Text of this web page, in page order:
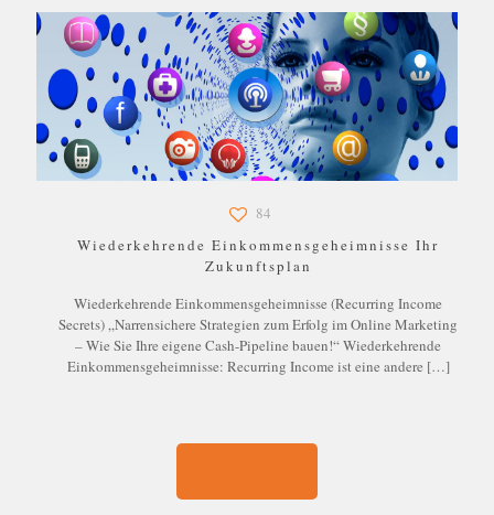
84
Wiederkehrende Einkommensgeheimnisse Ihr
Zukunftsplan
Wiederkehrende Einkommensgeheimnisse (Recurring Income
Secrets) „Narrensichere Strategien zum Erfolg im Online Marketing
– Wie Sie Ihre eigene Cash-Pipeline bauen!“ Wiederkehrende
Einkommensgeheimnisse: Recurring Income ist eine andere […]